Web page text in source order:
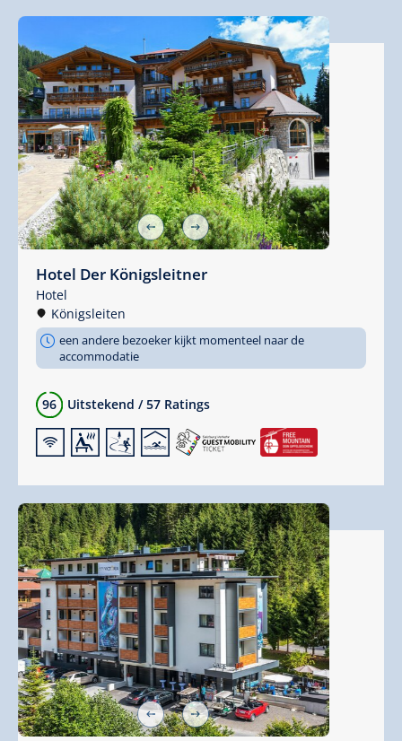
Hotel Der Königsleitner
Hotel
Königsleiten
een andere bezoeker kijkt momenteel naar de
accommodatie
96 Uitstekend / 57 Ratings
🜉🗔🞷🅤